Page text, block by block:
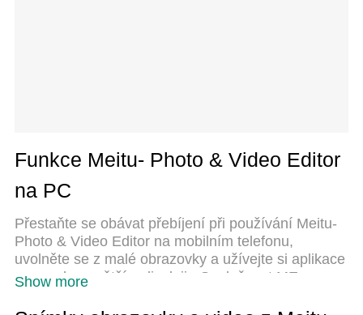
Funkce Meitu- Photo & Video Editor
na PC
Přestaňte se obávat přebíjení při používání Meitu-
Photo & Video Editor na mobilním telefonu,
uvolněte se z malé obrazovky a užívejte si aplikace
na mnohem větším displeji. „Společnost MEmu
Show more